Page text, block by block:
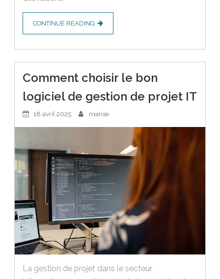
CONTINUE READING
Comment choisir le bon
logiciel de gestion de projet IT
18 avril 2025 marise
La gestion de projet dans le secteur